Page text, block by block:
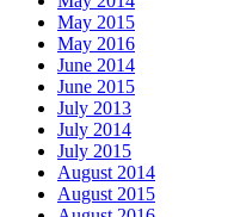
May 2015
May 2016
June 2014
June 2015
July 2013
July 2014
July 2015
August 2014
August 2015